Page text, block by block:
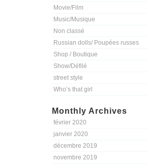
Movie/Film
Music/Musique
Non classé
Russian dolls/ Poupées russes
Shop / Boutique
Show/Défilé
street style
Who’s that girl
Monthly Archives
février 2020
janvier 2020
décembre 2019
novembre 2019